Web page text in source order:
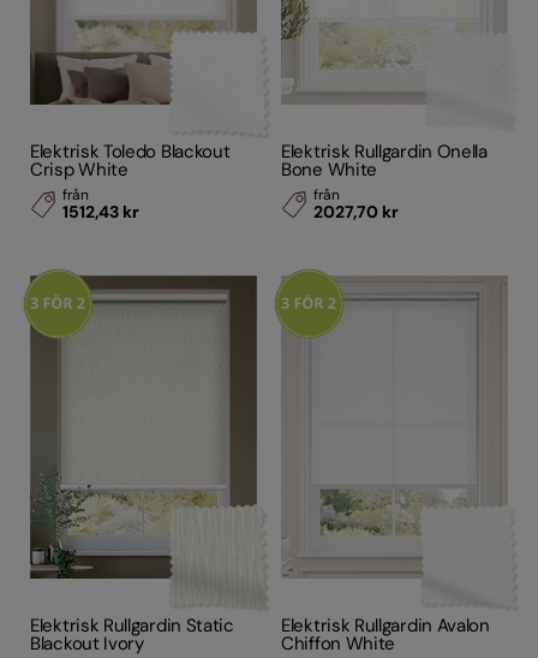
Elektrisk Toledo Blackout
Crisp White
från
1512,43 kr
Elektrisk Rullgardin Onella
Bone White
från
2027,70 kr
Elektrisk Rullgardin Static
Blackout Ivory
Elektrisk Rullgardin Avalon
Chiffon White